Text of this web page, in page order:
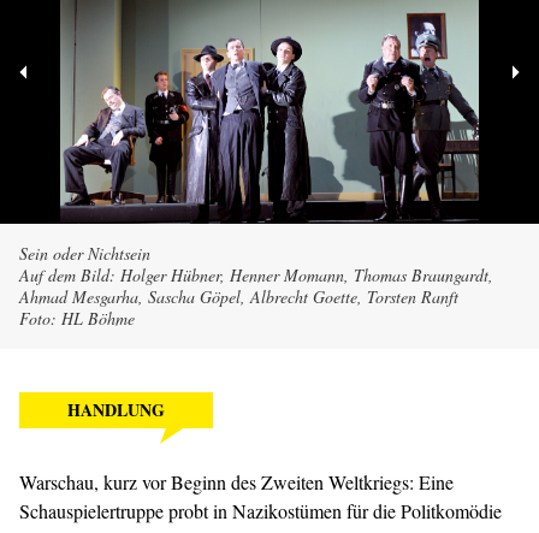
Sein oder Nichtsein
Auf dem Bild: Holger Hübner, Henner Momann, Thomas Braungardt,
Ahmad Mesgarha, Sascha Göpel, Albrecht Goette, Torsten Ranft
Foto: HL Böhme
HANDLUNG
Warschau, kurz vor Beginn des Zweiten Weltkriegs: Eine
Schauspielertruppe probt in Nazikostümen für die Politkomödie